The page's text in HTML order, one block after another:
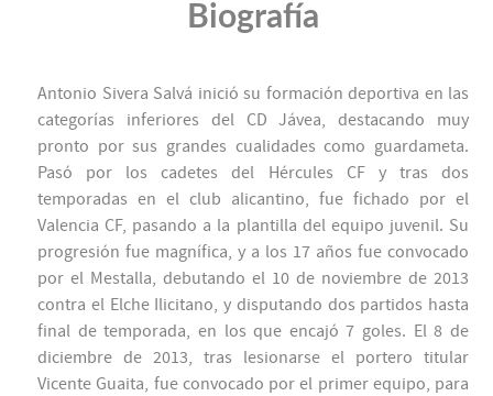
Biografía
Antonio Sivera Salvá inició su formación deportiva en las
categorías inferiores del CD Jávea, destacando muy
pronto por sus grandes cualidades como guardameta.
Pasó por los cadetes del Hércules CF y tras dos
temporadas en el club alicantino, fue fichado por el
Valencia CF, pasando a la plantilla del equipo juvenil. Su
progresión fue magnífica, y a los 17 años fue convocado
por el Mestalla, debutando el 10 de noviembre de 2013
contra el Elche Ilicitano, y disputando dos partidos hasta
final de temporada, en los que encajó 7 goles. El 8 de
diciembre de 2013, tras lesionarse el portero titular
Vicente Guaita, fue convocado por el primer equipo, para